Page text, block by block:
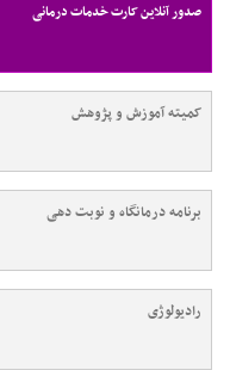
صدور آنلاین کارت خدمات درمانی
کمیته آموزش و پژوهش
برنامه درمانگاه و نوبت دهی
رادیولوژی